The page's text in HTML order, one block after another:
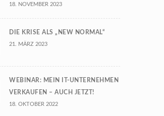
18. NOVEMBER 2023
DIE KRISE ALS „NEW NORMAL“
21. MÄRZ 2023
WEBINAR: MEIN IT-UNTERNEHMEN
VERKAUFEN – AUCH JETZT!
18. OKTOBER 2022